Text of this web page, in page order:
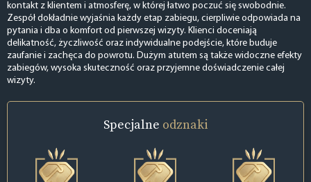
kontakt z klientem i atmosferę, w której łatwo poczuć się swobodnie.
Zespół dokładnie wyjaśnia każdy etap zabiegu, cierpliwie odpowiada na
pytania i dba o komfort od pierwszej wizyty. Klienci doceniają
delikatność, życzliwość oraz indywidualne podejście, które buduje
zaufanie i zachęca do powrotu. Dużym atutem są także widoczne efekty
zabiegów, wysoka skuteczność oraz przyjemne doświadczenie całej
wizyty.
Specjalne odznaki